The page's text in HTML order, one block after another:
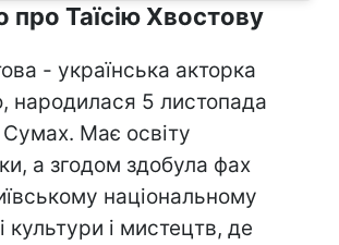
про Таїсію Хвостову
- українська акторка
народилася 5 листопада
Має освіту
а згодом здобула фах
національному
культури і мистецтв, де